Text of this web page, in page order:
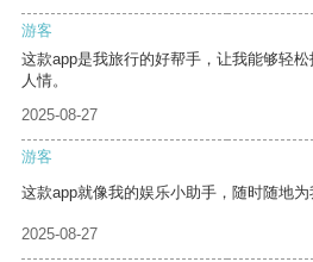
游客
这款app是我旅行的好帮手，让我能够轻
人情。
2025-08-27
游客
这款app就像我的娱乐小助手，随时随地为
2025-08-27